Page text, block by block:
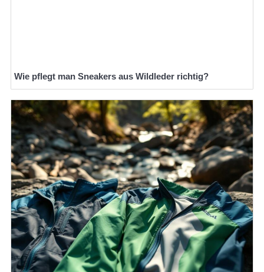
Wie pflegt man Sneakers aus Wildleder richtig?